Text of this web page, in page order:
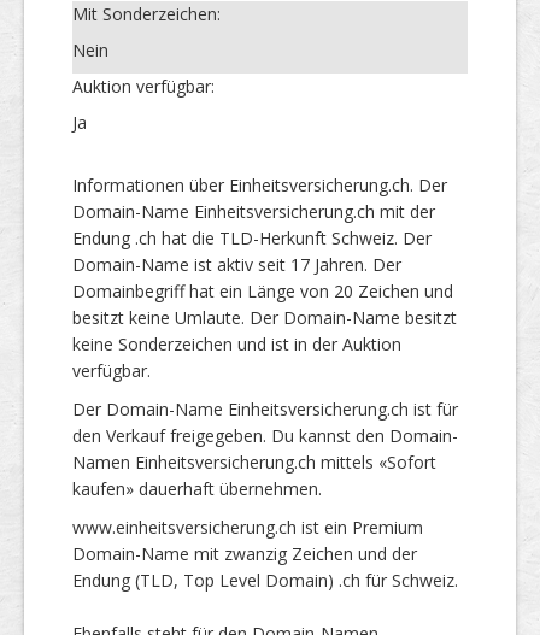
Mit Sonderzeichen:
Nein
Auktion verfügbar:
Ja
Informationen über Einheitsversicherung.ch. Der
Domain-Name Einheitsversicherung.ch mit der
Endung .ch hat die TLD-Herkunft Schweiz. Der
Domain-Name ist aktiv seit 17 Jahren. Der
Domainbegriff hat ein Länge von 20 Zeichen und
besitzt keine Umlaute. Der Domain-Name besitzt
keine Sonderzeichen und ist in der Auktion
verfügbar.
Der Domain-Name Einheitsversicherung.ch ist für
den Verkauf freigegeben. Du kannst den Domain-
Namen Einheitsversicherung.ch mittels «Sofort
kaufen» dauerhaft übernehmen.
www.einheitsversicherung.ch ist ein Premium
Domain-Name mit zwanzig Zeichen und der
Endung (TLD, Top Level Domain) .ch für Schweiz.